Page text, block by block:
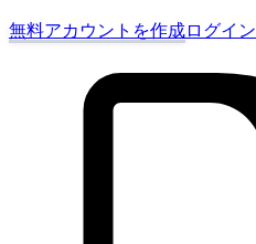
無料アカウントを作成ログイン